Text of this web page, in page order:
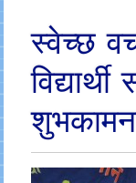
स्वेच्छ